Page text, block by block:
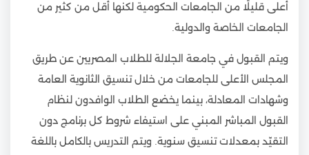
أعلى قليلًا من الجامعات الحكومية لكنها أقل من كثير من
الجامعات الخاصة والدولية.
ويتم القبول في جامعة الجلالة للطلاب المصريين عن طريق
المجلس الأعلى للجامعات من خلال تنسيق الثانوية العامة
وشهادات المعادلة، بينما يخضع الطلاب الوافدون لنظام
القبول المباشر المبني على استيفاء شروط كل برنامج دون
التقيّد بمعدلات تنسيق سنوية. ويتم التدريس بالكامل باللغة